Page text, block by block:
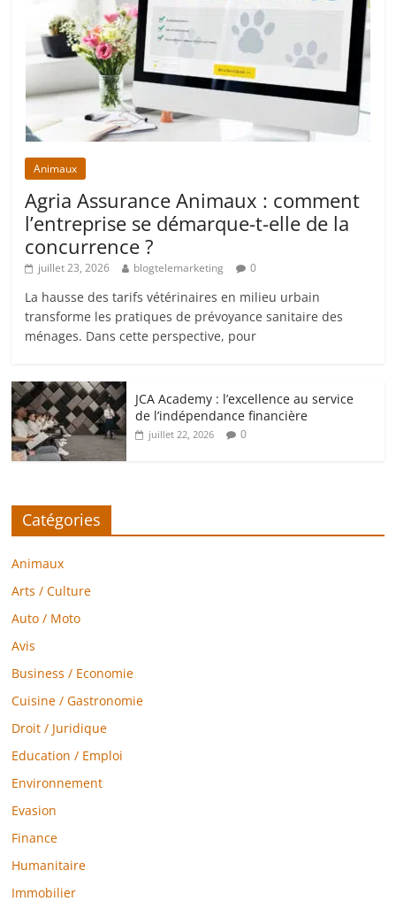
Animaux
Agria Assurance Animaux : comment
l’entreprise se démarque-t-elle de la
concurrence ?
juillet 23, 2026 blogtelemarketing 0
La hausse des tarifs vétérinaires en milieu urbain
transforme les pratiques de prévoyance sanitaire des
ménages. Dans cette perspective, pour
JCA Academy : l’excellence au service
de l’indépendance financière
juillet 22, 2026 0
Catégories
Animaux
Arts / Culture
Auto / Moto
Avis
Business / Economie
Cuisine / Gastronomie
Droit / Juridique
Education / Emploi
Environnement
Evasion
Finance
Humanitaire
Immobilier